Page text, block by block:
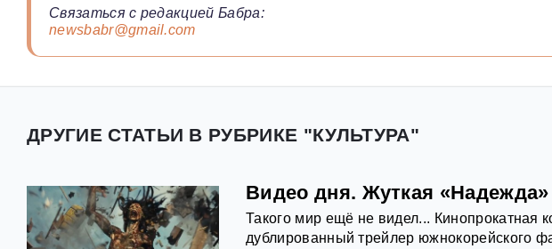
Связаться с редакцией Бабра:
newsbabr@gmail.com
ДРУГИЕ СТАТЬИ В РУБРИКЕ "КУЛЬТУРА"
Видео дня. Жуткая
Такого мир ещё не видел... Кинопрокатная
дублированный трейлер южнокорейского